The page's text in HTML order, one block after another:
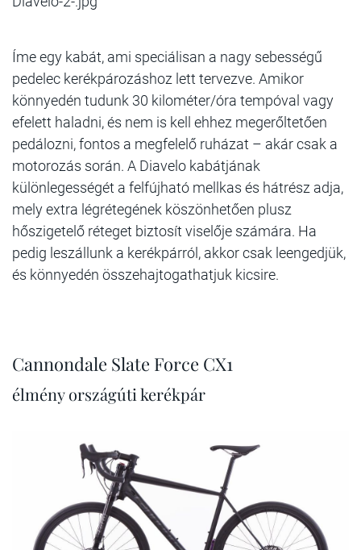
Íme egy kabát, ami speciálisan a nagy sebességű
pedelec kerékpározáshoz lett tervezve. Amikor
könnyedén tudunk 30 kilométer/óra tempóval vagy
efelett haladni, és nem is kell ehhez megerőltetően
pedálozni, fontos a megfelelő ruházat – akár csak a
motorozás során. A Diavelo kabátjának
különlegességét a felfújható mellkas és hátrész adja,
mely extra légrétegének köszönhetően plusz
hőszigetelő réteget biztosít viselője számára. Ha
pedig leszállunk a kerékpárról, akkor csak leengedjük,
és könnyedén összehajtogathatjuk kicsire.
Cannondale Slate Force CX1
élmény országúti kerékpár